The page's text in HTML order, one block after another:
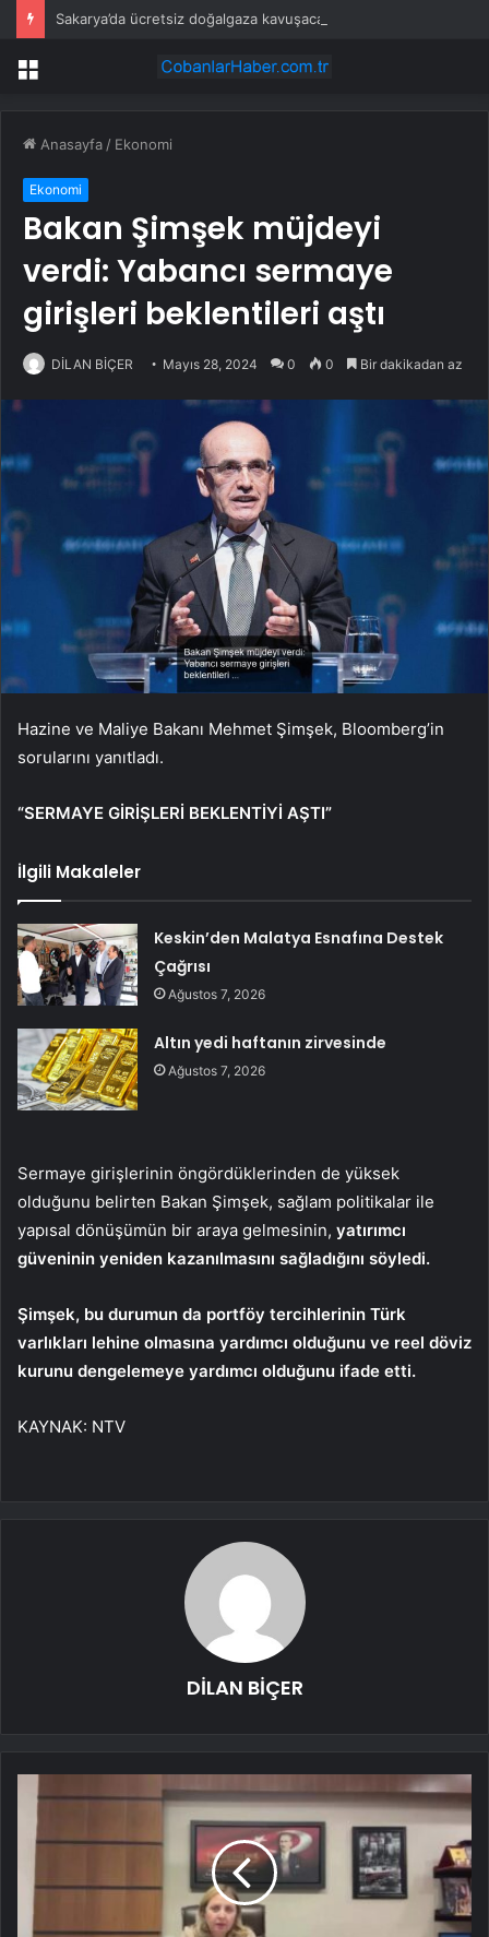
Sakarya’da ücretsiz doğalgaza kavuşacaklar
Menü
Anasayfa / Ekonomi
Ekonomi
Bakan Şimşek müjdeyi
verdi: Yabancı sermaye
girişleri beklentileri aştı
DİLAN BİÇER Mayıs 28, 2024 0 0 Bir dakikadan az
Hazine ve Maliye Bakanı Mehmet Şimşek, Bloomberg’in
sorularını yanıtladı.
“SERMAYE GİRİŞLERİ BEKLENTİYİ AŞTI”
İlgili Makaleler
Keskin’den Malatya Esnafına Destek
Çağrısı
Ağustos 7, 2026
Altın yedi haftanın zirvesinde
Ağustos 7, 2026
Sermaye girişlerinin öngördüklerinden de yüksek
olduğunu belirten Bakan Şimşek, sağlam politikalar ile
yapısal dönüşümün bir araya gelmesinin, yatırımcı
güveninin yeniden kazanılmasını sağladığını söyledi.
Şimşek, bu durumun da portföy tercihlerinin Türk
varlıkları lehine olmasına yardımcı olduğunu ve reel döviz
kurunu dengelemeye yardımcı olduğunu ifade etti.
KAYNAK: NTV
DİLAN BİÇER